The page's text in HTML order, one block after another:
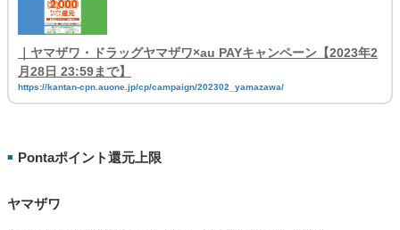
｜ヤマザワ・ドラッグヤマザワ×au PAYキャンペーン【2023年2
月28日 23:59まで】
https://kantan-cpn.auone.jp/cp/campaign/202302_yamazawa/
■ Pontaポイント還元上限
ヤマザワ